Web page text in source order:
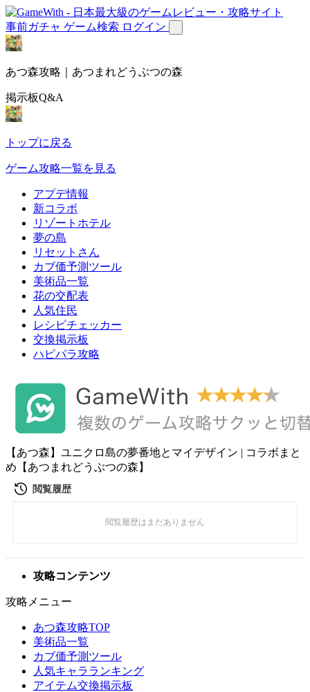
事前ガチャ ゲーム検索 ログイン
あつ森攻略｜あつまれどうぶつの森
掲示板Q&A
トップに戻る
ゲーム攻略一覧を見る
アプデ情報
新コラボ
リゾートホテル
夢の島
リセットさん
カブ価予測ツール
美術品一覧
花の交配表
人気住民
レシピチェッカー
交換掲示板
ハピパラ攻略
【あつ森】ユニクロ島の夢番地とマイデザイン | コラボまと
め【あつまれどうぶつの森】
攻略コンテンツ
攻略メニュー
あつ森攻略TOP
美術品一覧
カブ価予測ツール
人気キャラランキング
アイテム交換掲示板